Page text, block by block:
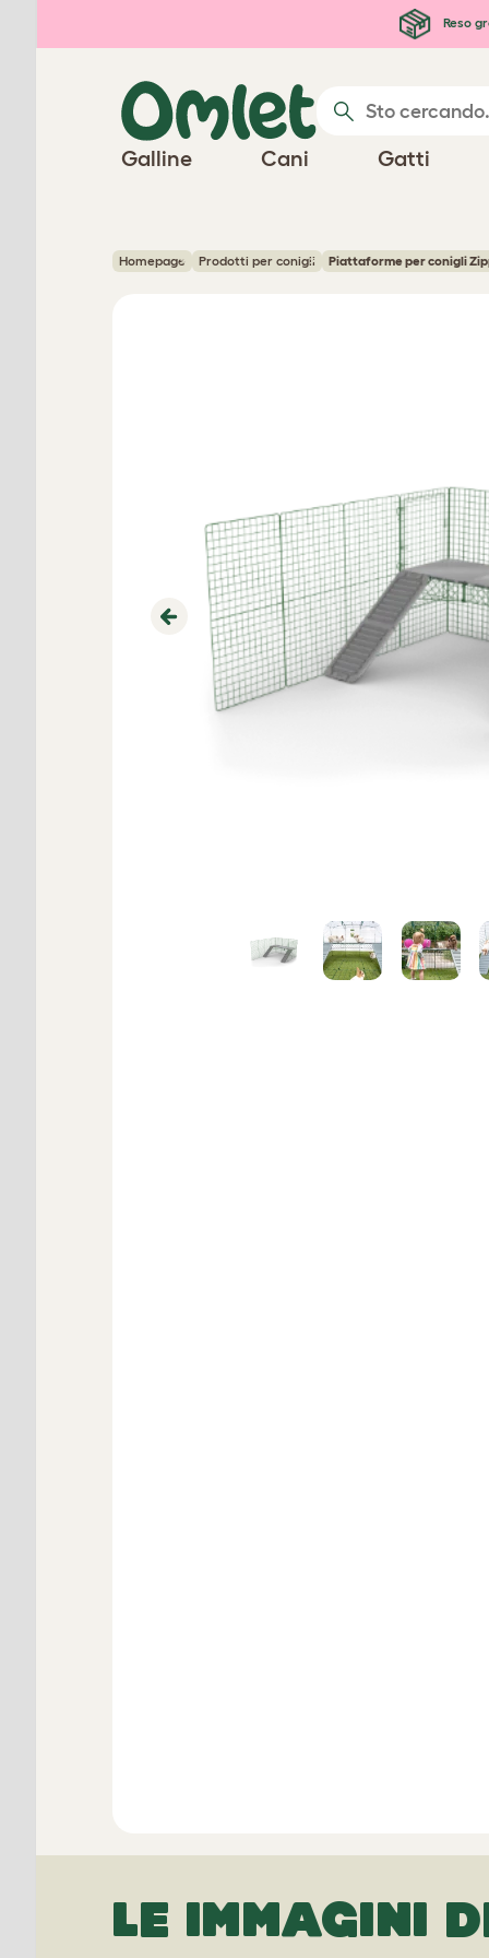
Reso
Galline Cani Gatti
Homepage Prodotti per conigli Piattaforme per conigli
Previous
LE IMMAGINI